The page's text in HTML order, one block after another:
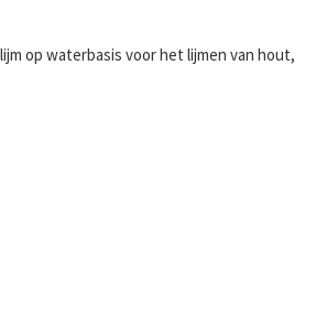
op waterbasis voor het lijmen van hout,